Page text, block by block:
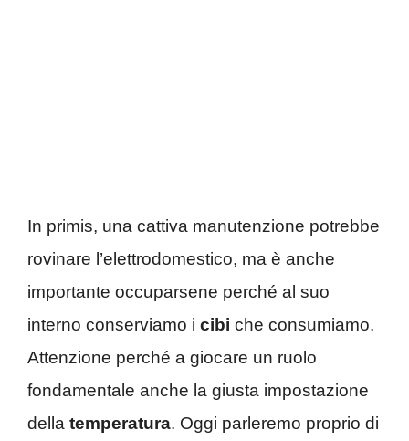
In primis, una cattiva manutenzione potrebbe
rovinare l’elettrodomestico, ma è anche
importante occuparsene perché al suo
interno conserviamo i cibi che consumiamo.
Attenzione perché a giocare un ruolo
fondamentale anche la giusta impostazione
della temperatura. Oggi parleremo proprio di